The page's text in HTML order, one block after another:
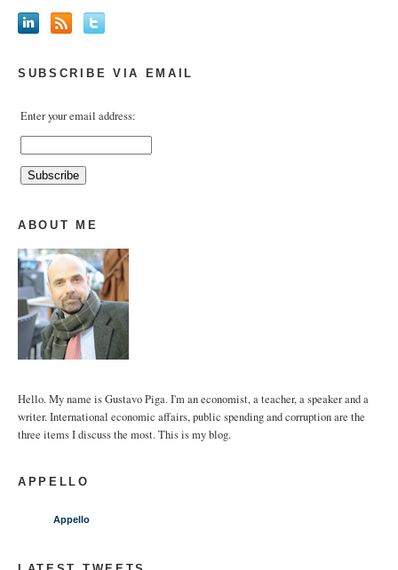
SUBSCRIBE VIA EMAIL
Enter your email address:
ABOUT ME
Hello. My name is Gustavo Piga. I'm an economist, a teacher, a speaker and a
writer. International economic affairs, public spending and corruption are the
three items I discuss the most. This is my blog.
APPELLO
Appello